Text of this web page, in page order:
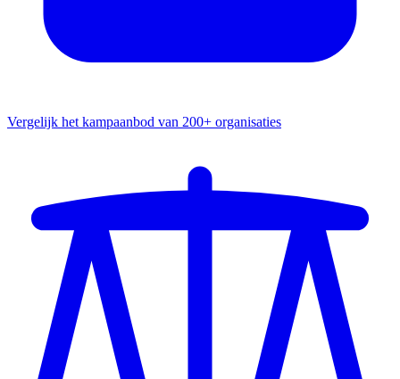
Vergelijk het kampaanbod van 200+ organisaties